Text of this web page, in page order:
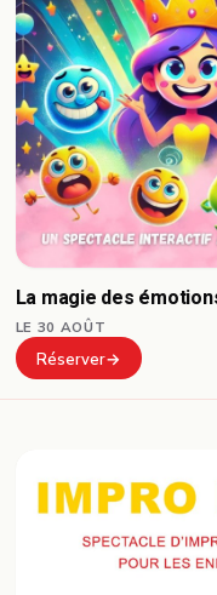
La magie des
LE 30 AOÛT
Réserver